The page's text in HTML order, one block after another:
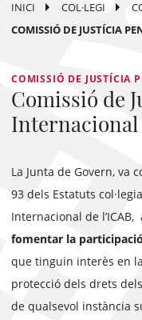
INICI COL·LEGI
COMISSIÓ DE JUSTÍCIA
COMISSIÓ DE JUSTÍCIA
Comissió de
La Junta de Govern, va
93 dels Estatuts
Internacional de l’ICAB,
fomentar la
que tinguin interès en
protecció dels drets
de qualsevol instància